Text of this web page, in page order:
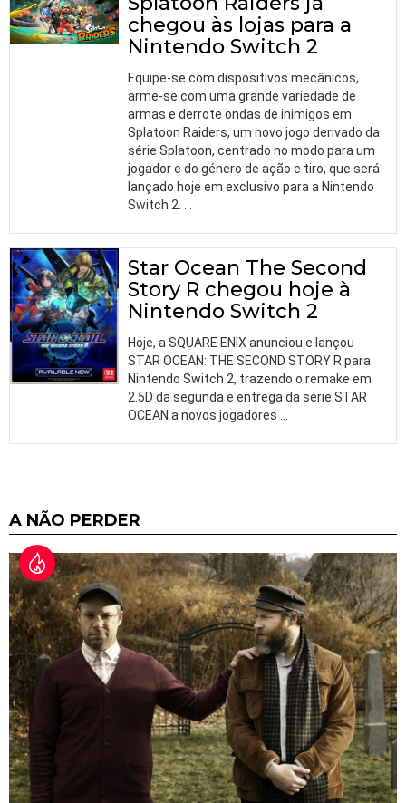
chegou às lojas para a
Nintendo Switch 2
Equipe-se com dispositivos mecânicos,
arme-se com uma grande variedade de
armas e derrote ondas de inimigos em
Splatoon Raiders, um novo jogo derivado da
série Splatoon, centrado no modo para um
jogador e do género de ação e tiro, que será
lançado hoje em exclusivo para a Nintendo
Switch 2.
Star Ocean The Second
Story R chegou hoje à
Nintendo Switch 2
Hoje, a SQUARE ENIX anunciou e lançou
STAR OCEAN: THE SECOND STORY R para
Nintendo Switch 2, trazendo o remake em
2.5D da segunda e entrega da série STAR
OCEAN a novos jogadores
A NÃO PERDER